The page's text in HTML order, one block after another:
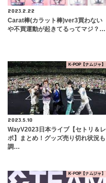
2023.2.22
Carat棒(カラット棒)ver3買わない
や不買運動が起きてるってマジ？…
K-POP【ナムジャ】
2023.5.10
WayV2023日本ライブ【セトリ＆レ
ポ】まとめ！グッズ売り切れ状況も
調…
K-POP【ナムジャ】